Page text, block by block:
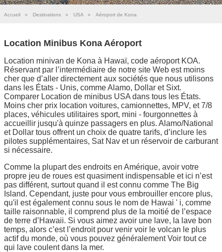
Accueil » Destinations » USA » Aéroport de Kona
Location Minibus Kona Aéroport
Location minivan de Kona à Hawaï, code aéroport KOA.
Réservant par l’intermédiaire de notre site Web est moins
cher que d’aller directement aux sociétés que nous utilisons
dans les États - Unis, comme Alamo, Dollar et Sixt.
Comparer Location de minibus USA dans tous les États.
Moins cher prix location voitures, camionnettes, MPV, et 7/8
places, véhicules utilitaires sport, mini - fourgonnettes à
accueillir jusqu'à quinze passagers en plus. Alamo/National
et Dollar tous offrent un choix de quatre tarifs, d’inclure les
pilotes supplémentaires, Sat Nav et un réservoir de carburant
si nécessaire.
Comme la plupart des endroits en Amérique, avoir votre
propre jeu de roues est quasiment indispensable et ici n’est
pas différent, surtout quand il est connu comme The Big
Island. Cependant, juste pour vous embrouiller encore plus,
qu'il est également connu sous le nom de Hawai ' i, comme
taille raisonnable, il comprend plus de la moitié de l’espace
de terre d’Hawaii. Si vous aimez avoir une lave, la lave bon
temps, alors c’est l’endroit pour venir voir le volcan le plus
actif du monde, où vous pouvez généralement Voir tout ce
qui lave coulent dans la mer.